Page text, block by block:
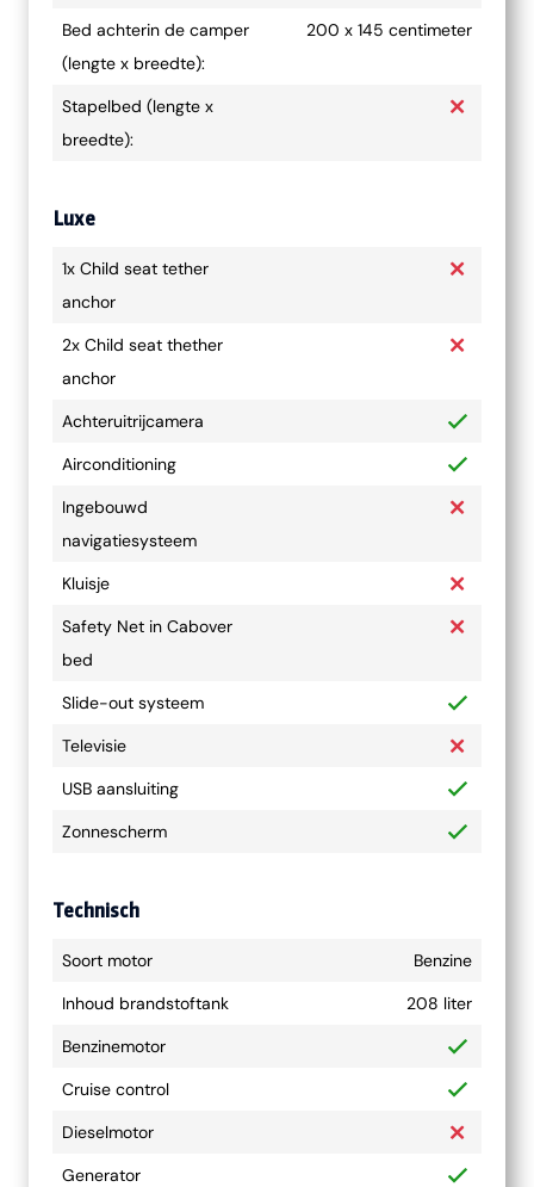
Bed achterin de camper
(lengte x breedte):
200 x 145 centimeter
Stapelbed (lengte x
breedte):
Luxe
1x Child seat tether
anchor
2x Child seat thether
anchor
Achteruitrijcamera
Airconditioning
Ingebouwd
navigatiesysteem
Kluisje
Safety Net in Cabover
bed
Slide-out systeem
Televisie
USB aansluiting
Zonnescherm
Technisch
Soort motor
Benzine
Inhoud brandstoftank
208 liter
Benzinemotor
Cruise control
Dieselmotor
Generator